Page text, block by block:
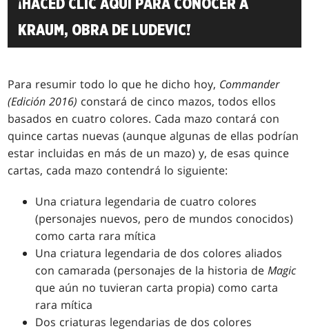
¡HACED CLIC AQUÍ PARA CONOCER A
KRAUM, OBRA DE LUDEVIC!
Para resumir todo lo que he dicho hoy, Commander
(Edición 2016) constará de cinco mazos, todos ellos
basados en cuatro colores. Cada mazo contará con
quince cartas nuevas (aunque algunas de ellas podrían
estar incluidas en más de un mazo) y, de esas quince
cartas, cada mazo contendrá lo siguiente:
Una criatura legendaria de cuatro colores
(personajes nuevos, pero de mundos conocidos)
como carta rara mítica
Una criatura legendaria de dos colores aliados
con camarada (personajes de la historia deMagic
que aún no tuvieran carta propia) como carta
rara mítica
Dos criaturas legendarias de dos colores